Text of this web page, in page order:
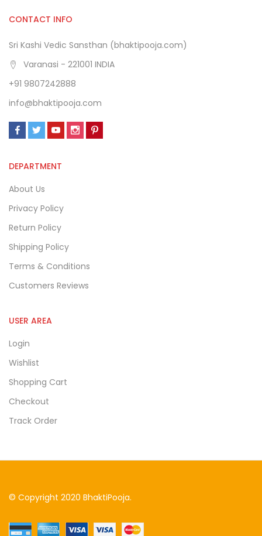
CONTACT INFO
Sri Kashi Vedic Sansthan (bhaktipooja.com)
Varanasi - 221001 INDIA
+91 9807242888
info@bhaktipooja.com
DEPARTMENT
About Us
Privacy Policy
Return Policy
Shipping Policy
Terms & Conditions
Customers Reviews
USER AREA
Login
Wishlist
Shopping Cart
Checkout
Track Order
© Copyright 2020 BhaktiPooja.